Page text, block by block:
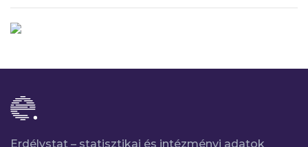
Erdélystat – statisztikai és intézményi adatok